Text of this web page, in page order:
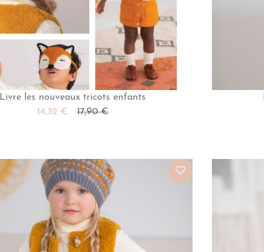
Livre les nouveaux tricots enfants
14,32 €
17,90 €